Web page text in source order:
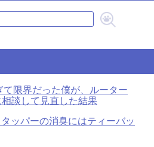
て限界だった僕が、ルーター
談して見直した結果
ッパーの消臭にはティーバッ